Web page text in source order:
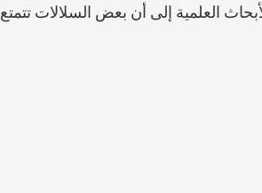
العلمية إلى أن بعض السلالات تتمتع